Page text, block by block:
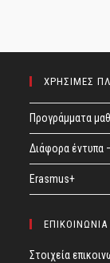
ΧΡΗΣΙΜΕΣ
Προγράμματα
Διάφορα έντυπα
Erasmus+
Στοιχεία